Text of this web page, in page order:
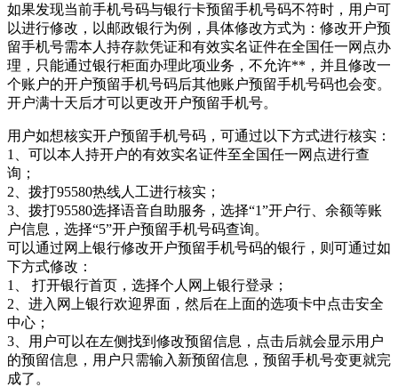
如果发现当前手机号码与银行卡预留手机号码不符时，用户可
以进行修改，以邮政银行为例，具体修改方式为：修改开户预
留手机号需本人持存款凭证和有效实名证件在全国任一网点办
理，只能通过银行柜面办理此项业务，不允许**，并且修改一
个账户的开户预留手机号码后其他账户预留手机号码也会变。
开户满十天后才可以更改开户预留手机号。
用户如想核实开户预留手机号码，可通过以下方式进行核实：
1、可以本人持开户的有效实名证件至全国任一网点进行查
询；
2、拨打95580热线人工进行核实；
3、拨打95580选择语音自助服务，选择“1”开户行、余额等账
户信息，选择“5”开户预留手机号码查询。
可以通过网上银行修改开户预留手机号码的银行，则可通过如
下方式修改：
1、 打开银行首页，选择个人网上银行登录；
2、进入网上银行欢迎界面，然后在上面的选项卡中点击安全
中心；
3、用户可以在左侧找到修改预留信息，点击后就会显示用户
的预留信息，用户只需输入新预留信息，预留手机号变更就完
成了。